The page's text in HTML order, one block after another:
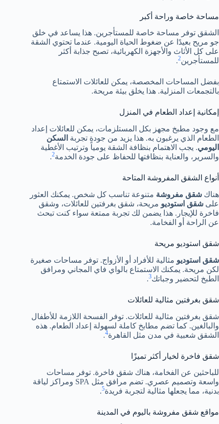
مساحة خاصة وراحة أكبر
الشقق توفر مساحة خاصة للمستأجرين. هذا يساعد في خلق
جو مريح بعيدًا عن ضغوط الحياة اليومية. عندما تحتوي الشقة
على كل الأثاث والأجهزة الكهربائية، تصبح جذابة أكثر
للمستأجرين2
.
بفضل المساحات المخصصة، يمكن للعائلات الاستمتاع
بالتجمعات المنزلية. هذا يخلق بيئة مريحة.
إمكانية إعداد الطعام في المنزل
مع وجود مطبخ مجهز بكل المستلزمات، يمكن للعائلات إعداد
الطعام الذي يرغبون به. هذا يزيد من جودة تجربة السكن
اليومي. يجب الاهتمام بنظافة الشقة يومياً وترتيب الأغطية
والسرير، والعناية بنظافتها للحفاظ على جودة الخدمة2
.
أنواع الشقق المفروشة المتاحة
هناك شقق مفروشة متنوعة تناسب كل شخص. يمكنك العثور
على شقق استوديو مريحة، شقق بغرفتين للعائلات، وشقق
فاخرة للإيجار. هذا يضمن لك تجربة ممتعة سواء كنت تبحث
عن الراحة أو الفخامة.
شقق استوديو مريحة
شقق استوديو مثالية للأفراد أو الأزواج. توفر مساحات صغيرة
لكن مريحة. يمكنك الاستمتاع بالواي فاي المجاني ومرافق
الطبخ لتحضير وجباتك3
.
شقق بغرفتين مثالية للعائلات
شقق بغرفتين مثالية للعائلات. توفر الفسحة اللازمة للأطفال
والبالغين. كما تضم مطابخ كاملة لسهولة إعداد الطعام. هذه
الشقق شعبية في مدن مثل القاهرة4
.
شقق فاخرة لخيار أكثر تميزًا
للباحثين عن الفخامة، هناك شقق فاخرة. توفر مساحات
واسعة وتصميم عصري. تضم مرافق مثل SPA ومراكز لياقة
بدنية، مما يجعلها مثالية لتجربة فريدة5
.
مواقع شقق مفروشة باليوم في المدينة